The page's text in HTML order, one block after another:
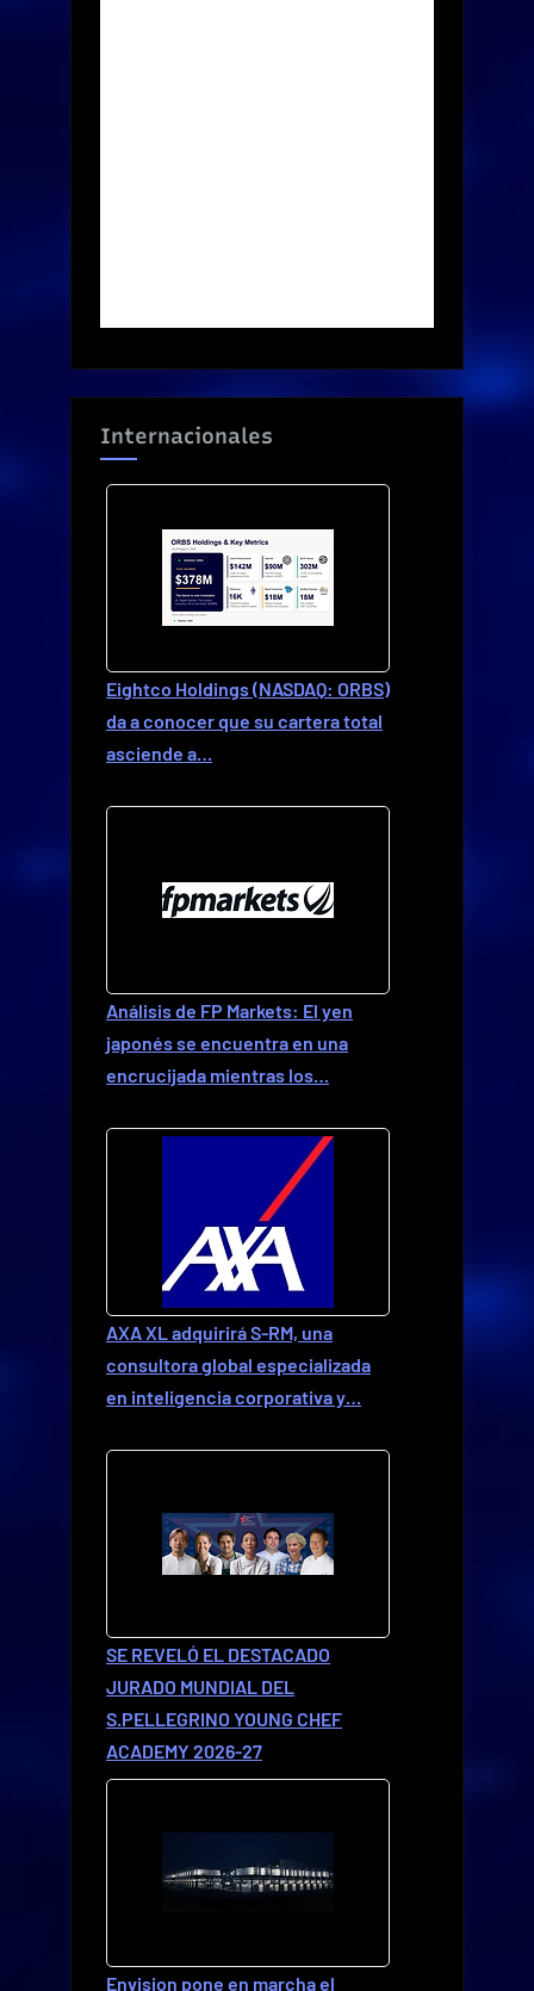
Internacionales
Eightco Holdings (NASDAQ: ORBS)
da a conocer que su cartera total
asciende a…
Análisis de FP Markets: El yen
japonés se encuentra en una
encrucijada mientras los…
AXA XL adquirirá S-RM, una
consultora global especializada
en inteligencia corporativa y…
SE REVELÓ EL DESTACADO
JURADO MUNDIAL DEL
S.PELLEGRINO YOUNG CHEF
ACADEMY 2026-27
Envision pone en marcha el